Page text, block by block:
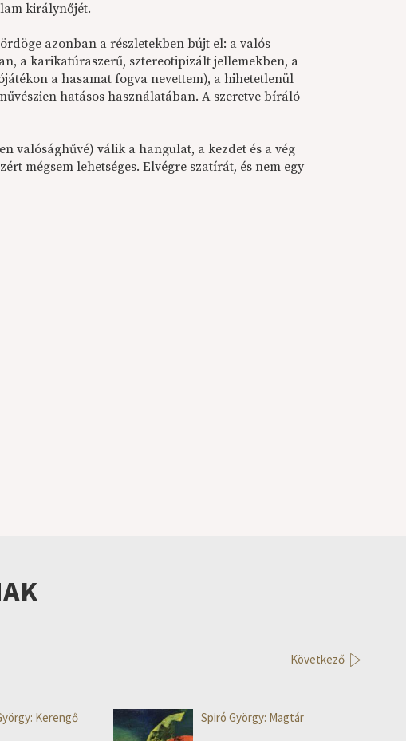
királynőjét.
azonban a részletekben bújt el: a valós
a karikatúraszerű, sztereotipizált jellemekben, a
a hasamat fogva nevettem), a hihetetlenül
hatásos használatában. A szeretve bíráló
valósághűvé) válik a hangulat, a kezdet és a vég
mégsem lehetséges. Elvégre szatírát, és nem egy
Következő
Kerengő Spiró György: Magtár